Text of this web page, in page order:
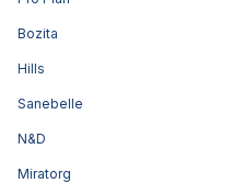
Bozita
Hills
Sanebelle
N&D
Miratorg